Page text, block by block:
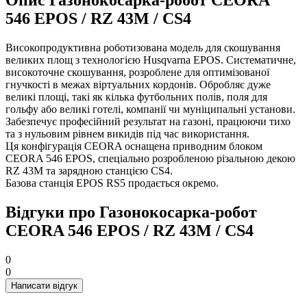
546 EPOS / RZ 43M / CS4
Високопродуктивна роботизована модель для скошування
великих площ з технологією Husqvarna EPOS. Систематичне,
високоточне скошування, розроблене для оптимізованої
гнучкості в межах віртуальних кордонів. Обробляє дуже
великі площі, такі як кілька футбольних полів, поля для
гольфу або великі готелі, компанії чи муніципальні установи.
Забезпечує професійний результат на газоні, працюючи тихо
та з нульовим рівнем викидів під час використання.
Ця конфігурація CEORA оснащена приводним блоком
CEORA 546 EPOS, спеціально розробленою різальною декою
RZ 43M та зарядною станцією CS4.
Базова станція EPOS RS5 продається окремо.
Відгуки про Газонокосарка-робот
CEORA 546 EPOS / RZ 43M / CS4
0
0
Написати відгук